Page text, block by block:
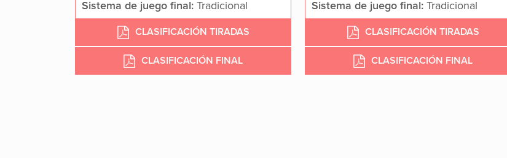
Sistema de juego final: Tradicional
CLASIFICACIÓN TIRADAS
CLASIFICACIÓN FINAL
Sistema de juego final: Tradicional
CLASIFICACIÓN TIRADAS
CLASIFICACIÓN FINAL